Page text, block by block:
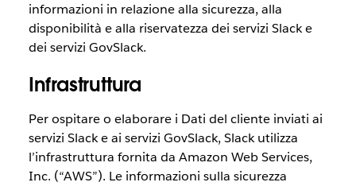
informazioni in relazione alla sicurezza, alla
disponibilità e alla riservatezza dei servizi Slack e
dei servizi GovSlack.
Infrastruttura
Per ospitare o elaborare i Dati del cliente inviati ai
servizi Slack e ai servizi GovSlack, Slack utilizza
l’infrastruttura fornita da Amazon Web Services,
Inc. (“AWS”). Le informazioni sulla sicurezza